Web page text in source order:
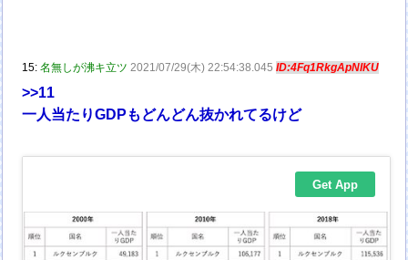
15:名無しが沸キ立ツ 2021/07/29(木) 22:54:38.045ID:4Fq1RkgApNIKU
>>11
一人当たりGDPもどんどん抜かれてるけど